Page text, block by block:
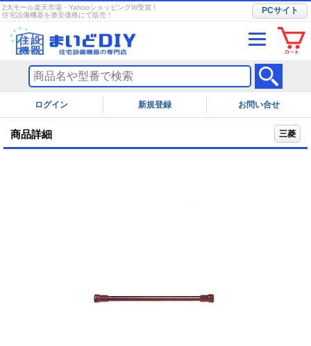
2大モール楽天市場・YahooショッピングW受賞！
住宅設備機器を激安価格にて販売！
PCサイト
ログイン お問い合せ
商品詳細 三菱